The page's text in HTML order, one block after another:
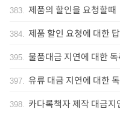
383. 제품의 할인을 요청할때
384. 제품 할인 요청에 대한
395. 물품대금 지연에 대한
397. 유류 대금 지연에 대한
398. 카다록책자 제작 대금지